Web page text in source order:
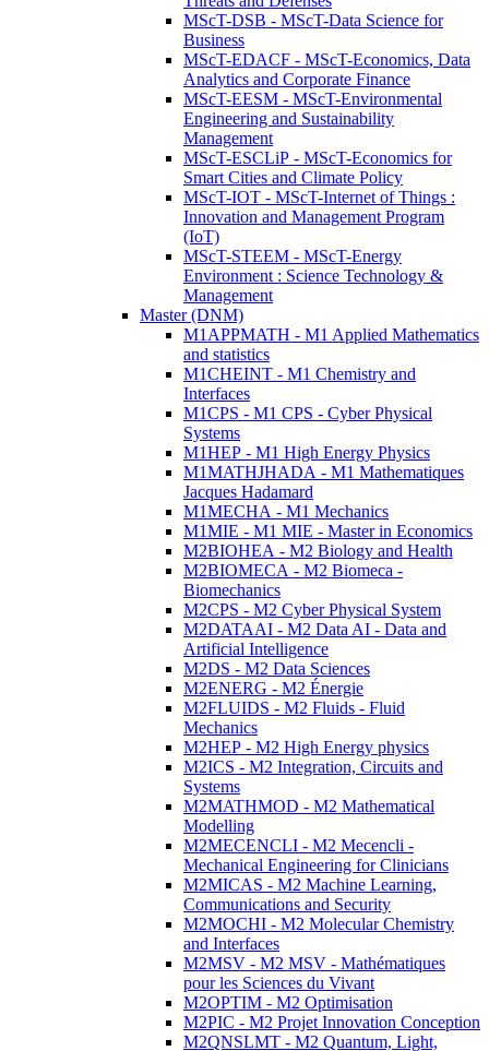
MScT-DSB - MScT-Data Science for
Business
MScT-EDACF - MScT-Economics, Data
Analytics and Corporate Finance
MScT-EESM - MScT-Environmental
Engineering and Sustainability
Management
MScT-ESCLiP - MScT-Economics for
Smart Cities and Climate Policy
MScT-IOT - MScT-Internet of Things :
Innovation and Management Program
(IoT)
MScT-STEEM - MScT-Energy
Environment : Science Technology &
Management
Master (DNM)
M1APPMATH - M1 Applied Mathematics
and statistics
M1CHEINT - M1 Chemistry and
Interfaces
M1CPS - M1 CPS - Cyber Physical
Systems
M1HEP - M1 High Energy Physics
M1MATHJHADA - M1 Mathematiques
Jacques Hadamard
M1MECHA - M1 Mechanics
M1MIE - M1 MIE - Master in Economics
M2BIOHEA - M2 Biology and Health
M2BIOMECA - M2 Biomeca -
Biomechanics
M2CPS - M2 Cyber Physical System
M2DATAAI - M2 Data AI - Data and
Artificial Intelligence
M2DS - M2 Data Sciences
M2ENERG - M2 Énergie
M2FLUIDS - M2 Fluids - Fluid
Mechanics
M2HEP - M2 High Energy physics
M2ICS - M2 Integration, Circuits and
Systems
M2MATHMOD - M2 Mathematical
Modelling
M2MECENCLI - M2 Mecencli -
Mechanical Engineering for Clinicians
M2MICAS - M2 Machine Learning,
Communications and Security
M2MOCHI - M2 Molecular Chemistry
and Interfaces
M2MSV - M2 MSV - Mathématiques
pour les Sciences du Vivant
M2OPTIM - M2 Optimisation
M2PIC - M2 Projet Innovation Conception
M2QNSLMT - M2 Quantum, Light,